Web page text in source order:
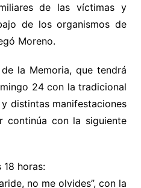
de las víctimas y
de los organismos de
Moreno.
la Memoria, que tendrá
24 con la tradicional
distintas manifestaciones
continúa con la siguiente
18 horas:
no me olvides”, con la